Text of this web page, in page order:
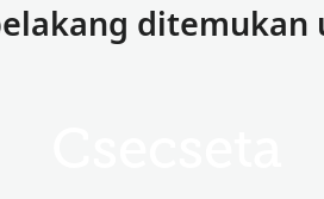
ditemukan